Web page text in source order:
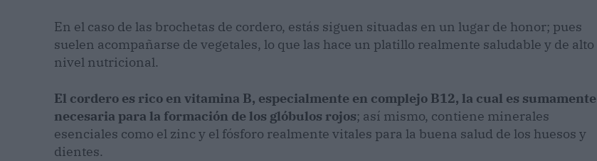
En el caso de las brochetas de cordero, estás siguen situadas en un lugar de honor; pues
suelen acompañarse de vegetales, lo que las hace un platillo realmente saludable y de alto
nivel nutricional.
El cordero es rico en vitamina B, especialmente en complejo B12, la cual es sumamente
necesaria para la formación de los glóbulos rojos; así mismo, contiene minerales
esenciales como el zinc y el fósforo realmente vitales para la buena salud de los huesos y
dientes.